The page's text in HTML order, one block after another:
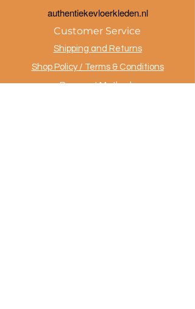
authentiekevloerkleden.nl
Customer Service
Shipping and Returns
Shop Policy / Terms & Conditions
Payment Methods